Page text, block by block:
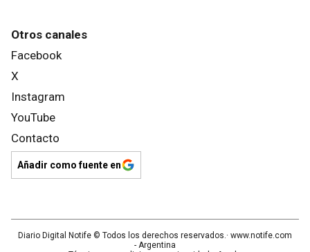
Otros canales
Facebook
X
Instagram
YouTube
Contacto
Añadir como fuente en
Diario Digital Notife © Todos los derechos reservados.· www.notife.com
- Argentina